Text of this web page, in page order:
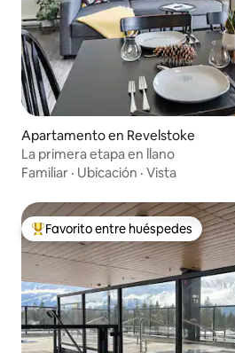
Apartamento en Revelstoke
La primera etapa en llano
Familiar · Ubicación · Vista
Favorito entre huéspedes preferido
Favorito entre huéspedes